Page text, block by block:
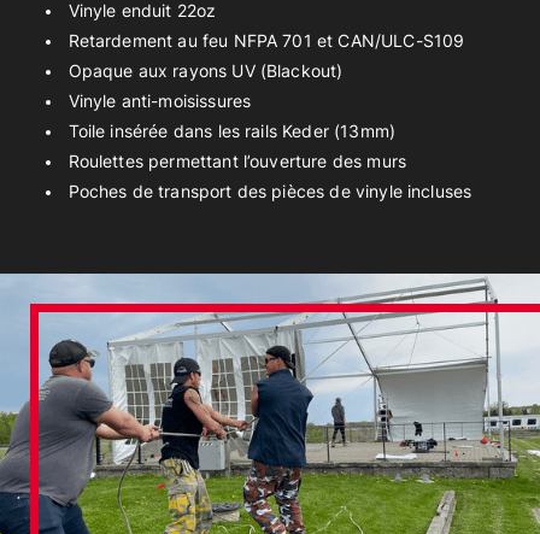
Vinyle enduit 22oz
Retardement au feu NFPA 701 et CAN/ULC-S109
Opaque aux rayons UV (Blackout)
Vinyle anti-moisissures
Toile insérée dans les rails Keder (13mm)
Roulettes permettant l’ouverture des murs
Poches de transport des pièces de vinyle incluses